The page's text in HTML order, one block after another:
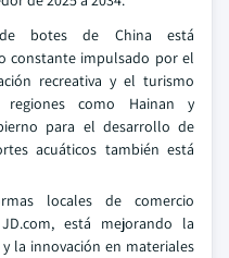
botes de China está
constante impulsado por el
recreativa y el turismo
regiones como Hainan y
para el desarrollo de
acuáticos también está
locales de comercio
está mejorando la
la innovación en materiales